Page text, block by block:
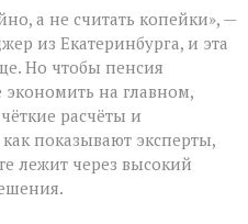
мечты:
что
нужно,
чтобы
получать
130
тысяч
рублей
а не считать копейки», —
из Екатеринбурга, и эта
Но чтобы пенсия
экономить на главном,
расчёты и
показывают эксперты,
лежит через высокий